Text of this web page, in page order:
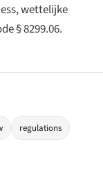
wettelijke
§ 8299.06.
regulations